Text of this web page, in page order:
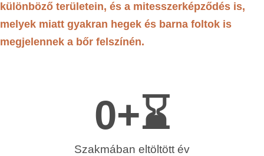
különböző területein, és a mitesszerképződés is,
melyek miatt gyakran hegek és barna foltok is
megjelennek a bőr felszínén.
Szakmában eltöltött év
0+⌛